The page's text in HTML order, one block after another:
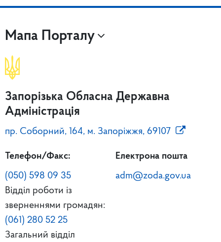
Мапа Порталу
Запорізька Обласна Державна
Адміністрація
пр. Соборний, 164, м. Запоріжжя, 69107
Телефон/Факс:
(050) 598 09 35
Відділ роботи із
зверненнями громадян:
(061) 280 52 25
Загальний відділ
Електрона пошта
adm@zoda.gov.ua